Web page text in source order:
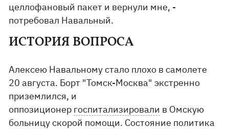
целлофановый пакет и вернули мне, -
потребовал Навальный.
ИСТОРИЯ ВОПРОСА
Алексею Навальному стало плохо в самолете
20 августа. Борт "Томск-Москва" экстренно
приземлился, и
оппозиционер госпитализировали в Омскую
больницу скорой помощи. Состояние политика